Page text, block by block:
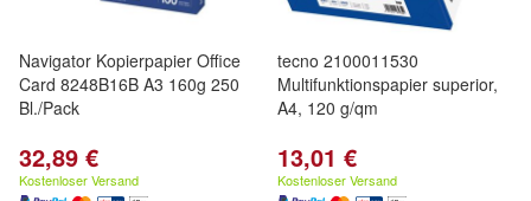
Navigator Kopierpapier Office
Card 8248B16B A3 160g 250
Bl./Pack
32,89 €
Kostenloser Versand
tecno 2100011530
Multifunktionspapier superior,
A4, 120 g/qm
13,01 €
Kostenloser Versand